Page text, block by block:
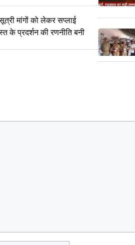
मांगों को लेकर सप्लाई
के प्रदर्शन की रणनीति बनी